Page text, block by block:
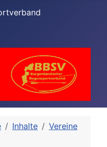
Inhalte
Vereine